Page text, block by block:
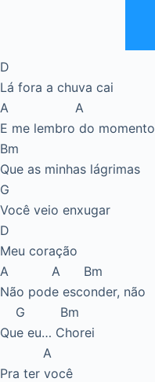
D
Lá fora a chuva cai
A A
E me lembro do momento
Bm
Que as minhas lágrimas
G
Você veio enxugar
D
Meu coração
A A Bm
Não pode esconder, não
G Bm
Que eu… Chorei
A
Pra ter você